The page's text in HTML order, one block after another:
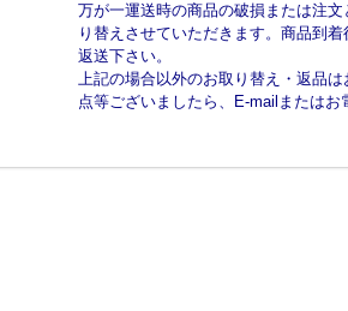
万が一運送時の商品の破損または注
り替えさせていただきます。商品到
返送下さい。
上記の場合以外のお取り替え・返品
点等ございましたら、E-mailまたはお